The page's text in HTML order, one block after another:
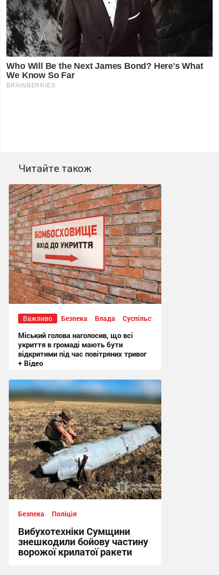
Читайте також
Важливо Безпека Влада Суспільство
Міський голова наголосив, що всі
укриття в громаді мають бути
відкритими під час повітряних тривог
+ Відео
20:50, 3.08.2026
Безпека Поліція
Вибухотехніки Сумщини
знешкодили бойову частину
ворожої крилатої ракети